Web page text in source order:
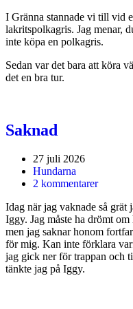
I Gränna stannade vi till vid
lakritspolkagris. Jag menar,
inte köpa en polkagris.
Sedan var det bara att köra
det en bra tur.
Saknad
27 juli 2026
Hundarna
2 kommentarer
Idag när jag vaknade så grät
Iggy. Jag måste ha drömt
men jag saknar honom
för mig. Kan inte förklara
jag gick ner för trappan och
tänkte jag på Iggy.